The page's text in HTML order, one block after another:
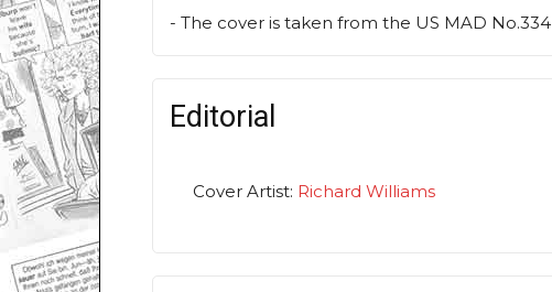
- The cover is taken from the US MAD No.334
Editorial
Cover Artist: Richard Williams